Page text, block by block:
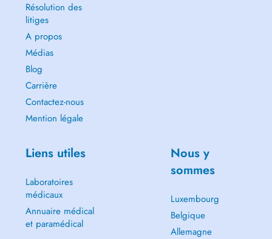
Résolution des
litiges
A propos
Médias
Blog
Carrière
Contactez-nous
Mention légale
Liens utiles
Laboratoires
médicaux
Annuaire médical
et paramédical
Nous y
sommes
Luxembourg
Belgique
Allemagne